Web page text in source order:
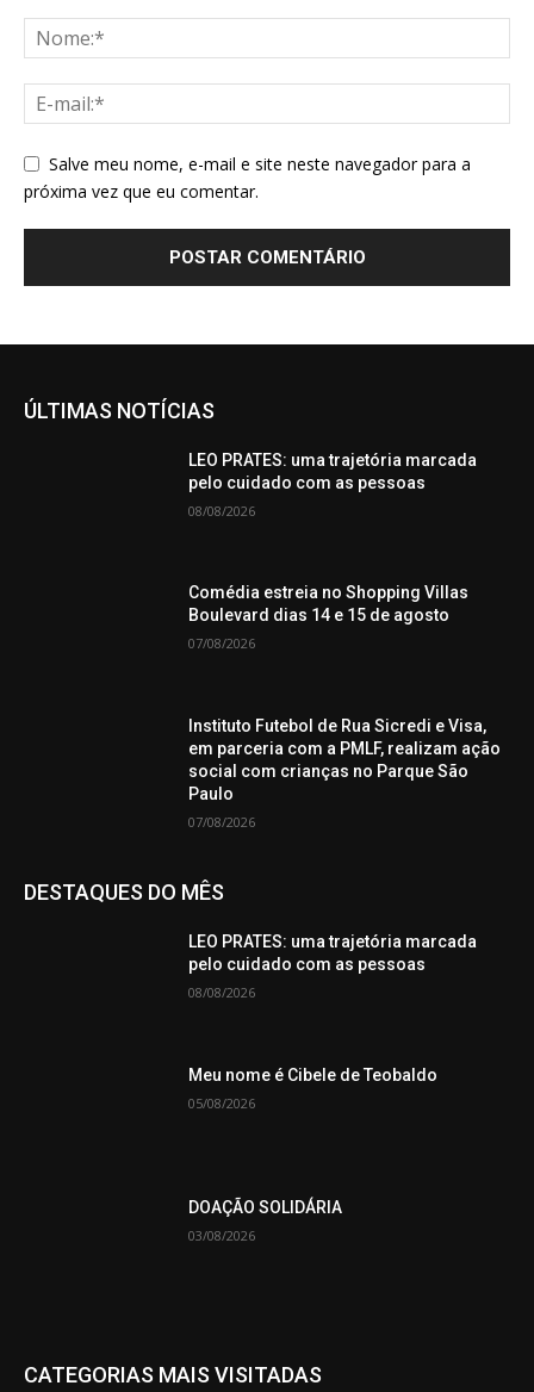
Salve meu nome, e-mail e site neste navegador para a
próxima vez que eu comentar.
ÚLTIMAS NOTÍCIAS
LEO PRATES: uma trajetória marcada
pelo cuidado com as pessoas
08/08/2026
Comédia estreia no Shopping Villas
Boulevard dias 14 e 15 de agosto
07/08/2026
Instituto Futebol de Rua Sicredi e Visa,
em parceria com a PMLF, realizam ação
social com crianças no Parque São
Paulo
07/08/2026
DESTAQUES DO MÊS
LEO PRATES: uma trajetória marcada
pelo cuidado com as pessoas
08/08/2026
Meu nome é Cibele de Teobaldo
05/08/2026
DOAÇÃO SOLIDÁRIA
03/08/2026
CATEGORIAS MAIS VISITADAS